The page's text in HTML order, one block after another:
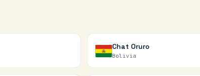
Chat Oruro
Bolivia